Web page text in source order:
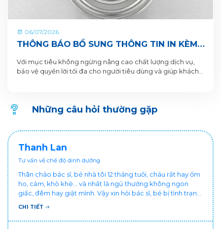
06/07/2026
THÔNG BÁO BỔ SUNG THÔNG TIN IN KÈM
QR CODE DƯỚI ĐÁY LON VÀ HỘP SẢN
PHẨM
Với mục tiêu không ngừng nâng cao chất lượng dịch vụ,
bảo vệ quyền lời tối đa cho người tiêu dùng và giúp khách
Những câu hỏi thường gặp
Thanh Lan
Tư vấn về chế độ dinh dưỡng
Thân chào bác sĩ, bé nhà tôi 12 tháng tuổi, cháu rất hay ốm
ho, cảm, khò khè... và nhất là ngủ thường không ngon
giấc, đêm hay giật mình. Vậy xin hỏi bác sĩ, bé bị tình trạng
vậy nên làm sao để con khỏe mạnh và ngủ ngon giấc hơn
chăm cháu hay ốm ạ?. Cảm ơn bác sĩ.
CHI TIẾT